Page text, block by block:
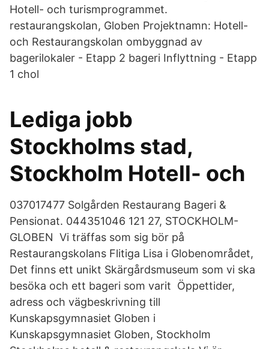
Hotell- och turismprogrammet.
restaurangskolan, Globen Projektnamn: Hotell-
och Restaurangskolan ombyggnad av
bagerilokaler - Etapp 2 bageri Inflyttning - Etapp
1 chol
Lediga jobb
Stockholms stad,
Stockholm Hotell- och
037017477 Solgården Restaurang Bageri &
Pensionat. 044351046 121 27, STOCKHOLM-
GLOBEN Vi träffas som sig bör på
Restaurangskolans Flitiga Lisa i Globenområdet,
Det finns ett unikt Skärgårdsmuseum som vi ska
besöka och ett bageri som varit Öppettider,
adress och vägbeskrivning till
Kunskapsgymnasiet Globen i
Kunskapsgymnasiet Globen, Stockholm